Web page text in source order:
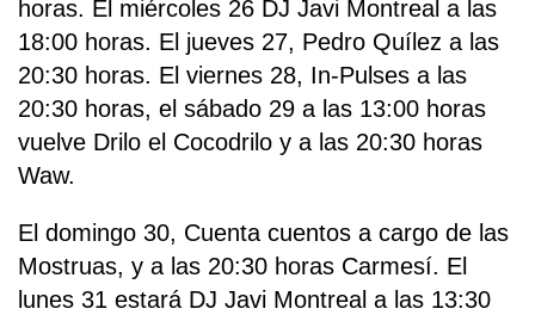
horas. El miércoles 26 DJ Javi Montreal a las
18:00 horas. El jueves 27, Pedro Quílez a las
20:30 horas. El viernes 28, In-Pulses a las
20:30 horas, el sábado 29 a las 13:00 horas
vuelve Drilo el Cocodrilo y a las 20:30 horas
Waw.
El domingo 30, Cuenta cuentos a cargo de las
Mostruas, y a las 20:30 horas Carmesí. El
lunes 31 estará DJ Javi Montreal a las 13:30